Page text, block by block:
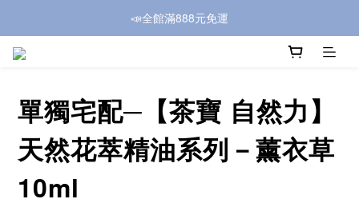
📣全館滿888元免運
單獨宅配─【茶寶 自然力】
天然花萃精油系列－薰衣草
10ml